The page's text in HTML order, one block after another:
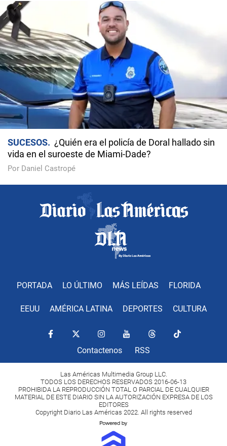
SUCESOS
¿Quién era el policía de Doral hallado sin
vida en el suroeste de Miami-Dade?
Por Daniel Castropé
PORTADA LO ÚLTIMO MÁS LEÍDAS FLORIDA
EEUU AMÉRICA LATINA DEPORTES CULTURA
Contactenos RSS
Las Américas Multimedia Group LLC.
TODOS LOS DERECHOS RESERVADOS 2016-06-13
PROHIBIDA LA REPRODUCCIÓN TOTAL O PARCIAL DE CUALQUIER
MATERIAL DE ESTE DIARIO SIN LA AUTORIZACIÓN EXPRESA DE LOS
EDITORES
Copyright Diario Las Américas 2022. All rights reserved